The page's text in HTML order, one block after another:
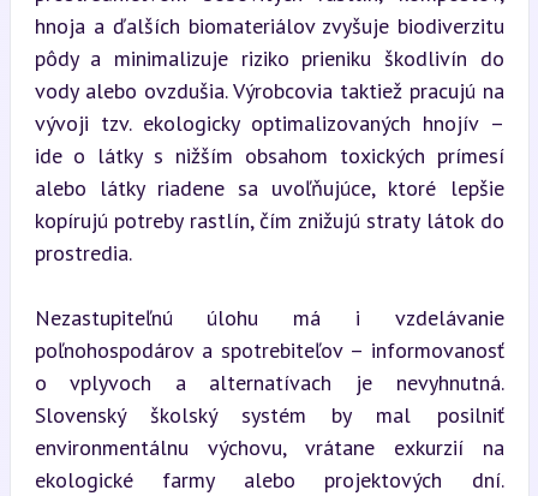
hnoja a ďalších biomateriálov zvyšuje biodiverzitu
pôdy a minimalizuje riziko prieniku škodlivín do
vody alebo ovzdušia. Výrobcovia taktiež pracujú na
vývoji tzv. ekologicky optimalizovaných hnojív –
ide o látky s nižším obsahom toxických prímesí
alebo látky riadene sa uvoľňujúce, ktoré lepšie
kopírujú potreby rastlín, čím znižujú straty látok do
prostredia.
Nezastupiteľnú úlohu má i vzdelávanie
poľnohospodárov a spotrebiteľov – informovanosť
o vplyvoch a alternatívach je nevyhnutná.
Slovenský školský systém by mal posilniť
environmentálnu výchovu, vrátane exkurzií na
ekologické farmy alebo projektových dní.